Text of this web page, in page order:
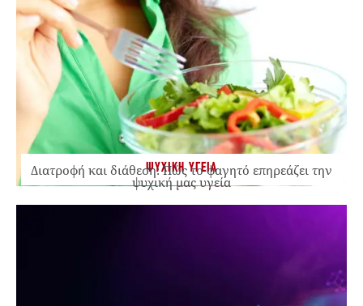
ΨΥΧΙΚΗ ΥΓΕΙΑ
Διατροφή και διάθεση: Πώς το φαγητό επηρεάζει την
ψυχική μας υγεία